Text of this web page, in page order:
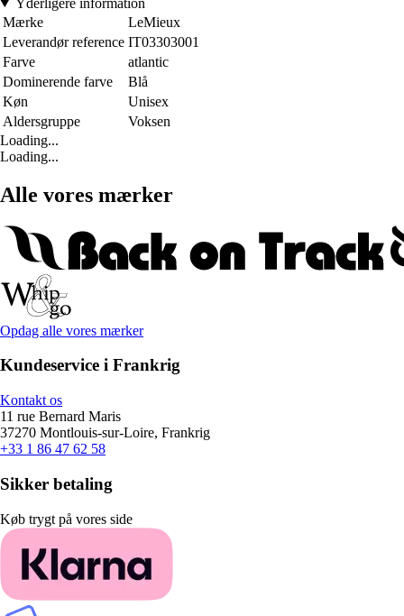
Mærke
LeMieux
Leverandør reference IT03303001
Farve
atlantic
Dominerende farve
Blå
Køn
Unisex
Aldersgruppe
Voksen
Loading...
Loading...
Alle vores mærker
Opdag alle vores mærker
Kundeservice i Frankrig
Kontakt os
11 rue Bernard Maris
37270 Montlouis-sur-Loire, Frankrig
+33 1 86 47 62 58
Sikker betaling
Køb trygt på vores side